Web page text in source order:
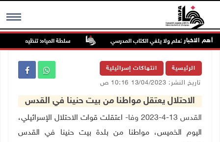
MENU أهم الاخبار
يطوّر التعلم ولا يلغي الكتاب المدرسي سلطة المياه: تنظيم مياه
الرئيسية انتهاكات إسرائيلية
تاريخ النشر: 13/04/2023 10:16 ص
الاحتلال يعتقل مواطنا من بيت حنينا في القدس
القدس 13-4-2023 وفا-
اعتقلت قوات الاحتلال الإسرائيلي،
اليوم الخميس، مواطنا من بلدة بيت حنينا في القدس